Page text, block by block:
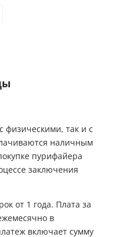
раз
работу! Остались
физическими, так и с
наличным
пурифайера
заключения
от 1 года. Плата за
в
включает сумму